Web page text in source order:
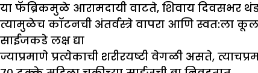
या फॅब्रिकमुळे आरामदायी वाटते, शिवाय दिवसभर
त्यामुळेच कॉटनची अंतर्वस्त्रे वापरा आणि स्वत:ला
साईजकडे लक्ष द्या
ज्याप्रमाणे प्रत्येकाची शरीरयष्टी वेगळी असते,